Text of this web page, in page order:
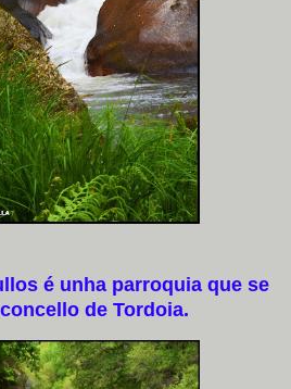
é unha parroquia que se
de Tordoia.